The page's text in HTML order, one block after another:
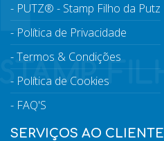
PUTZ® - Stamp Filho da Putz
Política de Privacidade
Termos & Condições
Política de Cookies
FAQ'S
SERVIÇOS AO CLIENTE